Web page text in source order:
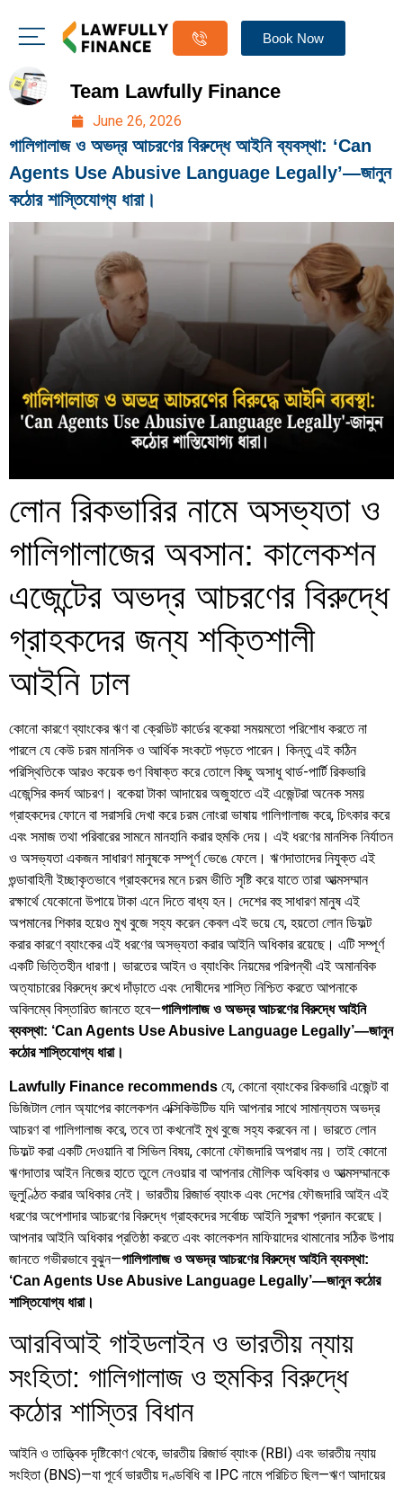
Book Now
Team Lawfully Finance
June 26, 2026
গালিগালাজ ও অভদ্র আচরণের বিরুদ্ধে আইনি ব্যবস্থা: ‘Can
Agents Use Abusive Language Legally’—জানুন
কঠোর শাস্তিযোগ্য ধারা।
লোন রিকভারির নামে অসভ্যতা ও
গালিগালাজের অবসান: কালেকশন
এজেন্টের অভদ্র আচরণের বিরুদ্ধে
গ্রাহকদের জন্য শক্তিশালী
আইনি ঢাল
কোনো কারণে ব্যাংকের ঋণ বা ক্রেডিট কার্ডের বকেয়া সময়মতো পরিশোধ করতে না
পারলে যে কেউ চরম মানসিক ও আর্থিক সংকটে পড়তে পারেন। কিন্তু এই কঠিন
পরিস্থিতিকে আরও কয়েক গুণ বিষাক্ত করে তোলে কিছু অসাধু থার্ড-পার্টি রিকভারি
এজেন্সির কদর্য আচরণ। বকেয়া টাকা আদায়ের অজুহাতে এই এজেন্টরা অনেক সময়
গ্রাহকদের ফোনে বা সরাসরি দেখা করে চরম নোংরা ভাষায় গালিগালাজ করে, চিৎকার করে
এবং সমাজ তথা পরিবারের সামনে মানহানি করার হুমকি দেয়। এই ধরণের মানসিক নির্যাতন
ও অসভ্যতা একজন সাধারণ মানুষকে সম্পূর্ণ ভেঙে ফেলে। ঋণদাতাদের নিযুক্ত এই
গুন্ডাবাহিনী ইচ্ছাকৃতভাবে গ্রাহকদের মনে চরম ভীতি সৃষ্টি করে যাতে তারা আত্মসম্মান
রক্ষার্থে যেকোনো উপায়ে টাকা এনে দিতে বাধ্য হন। দেশের বহু সাধারণ মানুষ এই
অপমানের শিকার হয়েও মুখ বুজে সহ্য করেন কেবল এই ভয়ে যে, হয়তো লোন ডিফল্ট
করার কারণে ব্যাংকের এই ধরণের অসভ্যতা করার আইনি অধিকার রয়েছে। এটি সম্পূর্ণ
একটি ভিত্তিহীন ধারণা। ভারতের আইন ও ব্যাংকিং নিয়মের পরিপন্থী এই অমানবিক
অত্যাচারের বিরুদ্ধে রুখে দাঁড়াতে এবং দোষীদের শাস্তি নিশ্চিত করতে আপনাকে
অবিলম্বে বিস্তারিত জানতে হবে—গালিগালাজ ও অভদ্র আচরণের বিরুদ্ধে আইনি
ব্যবস্থা: ‘Can Agents Use Abusive Language Legally’—জানুন
কঠোর শাস্তিযোগ্য ধারা।
Lawfully Finance recommends যে, কোনো ব্যাংকের রিকভারি এজেন্ট বা
ডিজিটাল লোন অ্যাপের কালেকশন এক্সিকিউটিভ যদি আপনার সাথে সামান্যতম অভদ্র
আচরণ বা গালিগালাজ করে, তবে তা কখনোই মুখ বুজে সহ্য করবেন না। ভারতে লোন
ডিফল্ট করা একটি দেওয়ানি বা সিভিল বিষয়, কোনো ফৌজদারি অপরাধ নয়। তাই কোনো
ঋণদাতার আইন নিজের হাতে তুলে নেওয়ার বা আপনার মৌলিক অধিকার ও আত্মসম্মানকে
ভূলুণ্ঠিত করার অধিকার নেই। ভারতীয় রিজার্ভ ব্যাংক এবং দেশের ফৌজদারি আইন এই
ধরণের অপেশাদার আচরণের বিরুদ্ধে গ্রাহকদের সর্বোচ্চ আইনি সুরক্ষা প্রদান করেছে।
আপনার আইনি অধিকার প্রতিষ্ঠা করতে এবং কালেকশন মাফিয়াদের থামানোর সঠিক উপায়
জানতে গভীরভাবে বুঝুন—গালিগালাজ ও অভদ্র আচরণের বিরুদ্ধে আইনি ব্যবস্থা:
‘Can Agents Use Abusive Language Legally’—জানুন কঠোর
শাস্তিযোগ্য ধারা।
আরবিআই গাইডলাইন ও ভারতীয় ন্যায়
সংহিতা: গালিগালাজ ও হুমকির বিরুদ্ধে
কঠোর শাস্তির বিধান
আইনি ও তাত্ত্বিক দৃষ্টিকোণ থেকে, ভারতীয় রিজার্ভ ব্যাংক (RBI) এবং ভারতীয় ন্যায়
সংহিতা (BNS)—যা পূর্বে ভারতীয় দণ্ডবিধি বা IPC নামে পরিচিত ছিল—ঋণ আদায়ের